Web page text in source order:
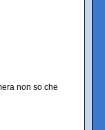
non so che